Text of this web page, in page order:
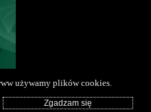
używamy plików cookies.